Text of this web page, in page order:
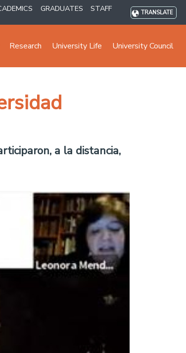
GRADUATES STAFF TRANSLATE
Research University Life University Council
a la distancia,